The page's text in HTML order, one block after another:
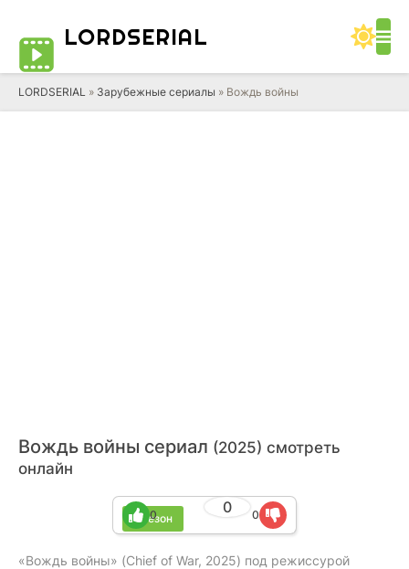
LORDSERIAL
LORDSERIAL » Зарубежные сериалы » Вождь войны
Вождь войны сериал (2025) смотреть
онлайн
1 сезон
0
0 0
«Вождь войны» (Chief of War, 2025) под режиссурой